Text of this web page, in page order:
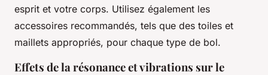
esprit et votre corps. Utilisez également les
accessoires recommandés, tels que des toiles et
maillets appropriés, pour chaque type de bol.
Effets de la résonance et vibrations sur le